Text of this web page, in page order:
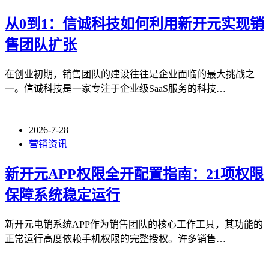
从0到1：信诚科技如何利用新开元实现销
售团队扩张
在创业初期，销售团队的建设往往是企业面临的最大挑战之
一。信诚科技是一家专注于企业级SaaS服务的科技…
2026-7-28
营销资讯
新开元APP权限全开配置指南：21项权限
保障系统稳定运行
新开元电销系统APP作为销售团队的核心工作工具，其功能的
正常运行高度依赖手机权限的完整授权。许多销售…